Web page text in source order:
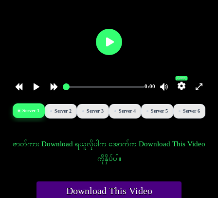
0:00
Auto
Server 1 Server 2 Server 3 Server 4 Server 5 Server 6
ဇာတ်ကား Download ရယူလိုပါက အောက်က Download This Video
ကိုနှိပ်ပါ။
Download This Video